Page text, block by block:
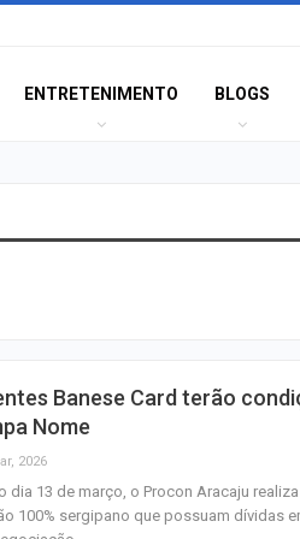
ENTRETENIMENTO BLOGS
Banese Card terão
Nome
2026
dia 13 de março, o Procon Aracaju
100% sergipano que possuam dívidas